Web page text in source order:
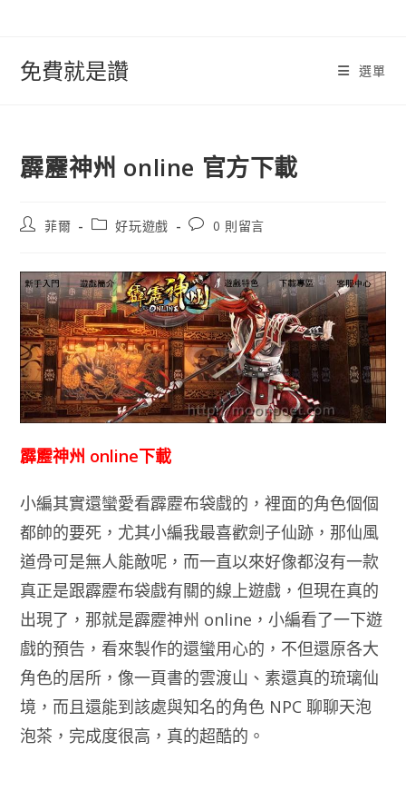
免費就是讚 選單
霹靂神州 online 官方下載
文
者:
菲爾
文
別:
好玩遊戲
文
論：
0 則留言
霹靂神州 online下載
小編其實還蠻愛看霹靂布袋戲的，裡面的角色個個
都帥的要死，尤其小編我最喜歡劍子仙跡，那仙風
道骨可是無人能敵呢，而一直以來好像都沒有一款
真正是跟霹靂布袋戲有關的線上遊戲，但現在真的
出現了，那就是霹靂神州 online，小編看了一下遊
戲的預告，看來製作的還蠻用心的，不但還原各大
角色的居所，像一頁書的雲渡山、素還真的琉璃仙
境，而且還能到該處與知名的角色 NPC 聊聊天泡
泡茶，完成度很高，真的超酷的。